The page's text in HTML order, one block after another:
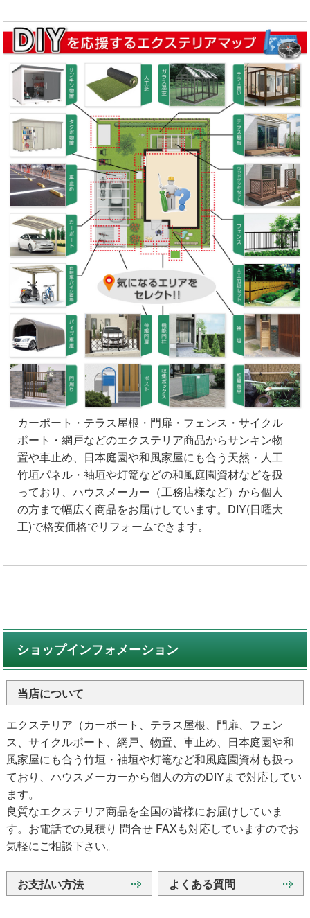
カーポート・テラス屋根・門扉・フェンス・サイクル
ポート・網戸などのエクステリア商品からサンキン物
置や車止め、日本庭園や和風家屋にも合う天然・人工
竹垣パネル・袖垣や灯篭などの和風庭園資材などを扱
っており、ハウスメーカー（工務店様など）から個人
の方まで幅広く商品をお届けしています。DIY(日曜大
工)で格安価格でリフォームできます。
ショップインフォメーション
当店について
エクステリア（カーポート、テラス屋根、門扉、フェン
ス、サイクルポート、網戸、物置、車止め、日本庭園や和
風家屋にも合う竹垣・袖垣や灯篭など和風庭園資材も扱っ
ており、ハウスメーカーから個人の方のDIYまで対応してい
ます。
良質なエクステリア商品を全国の皆様にお届けしていま
す。お電話での見積り 問合せ FAXも対応していますのでお
気軽にご相談下さい。
お支払い方法 よくある質問